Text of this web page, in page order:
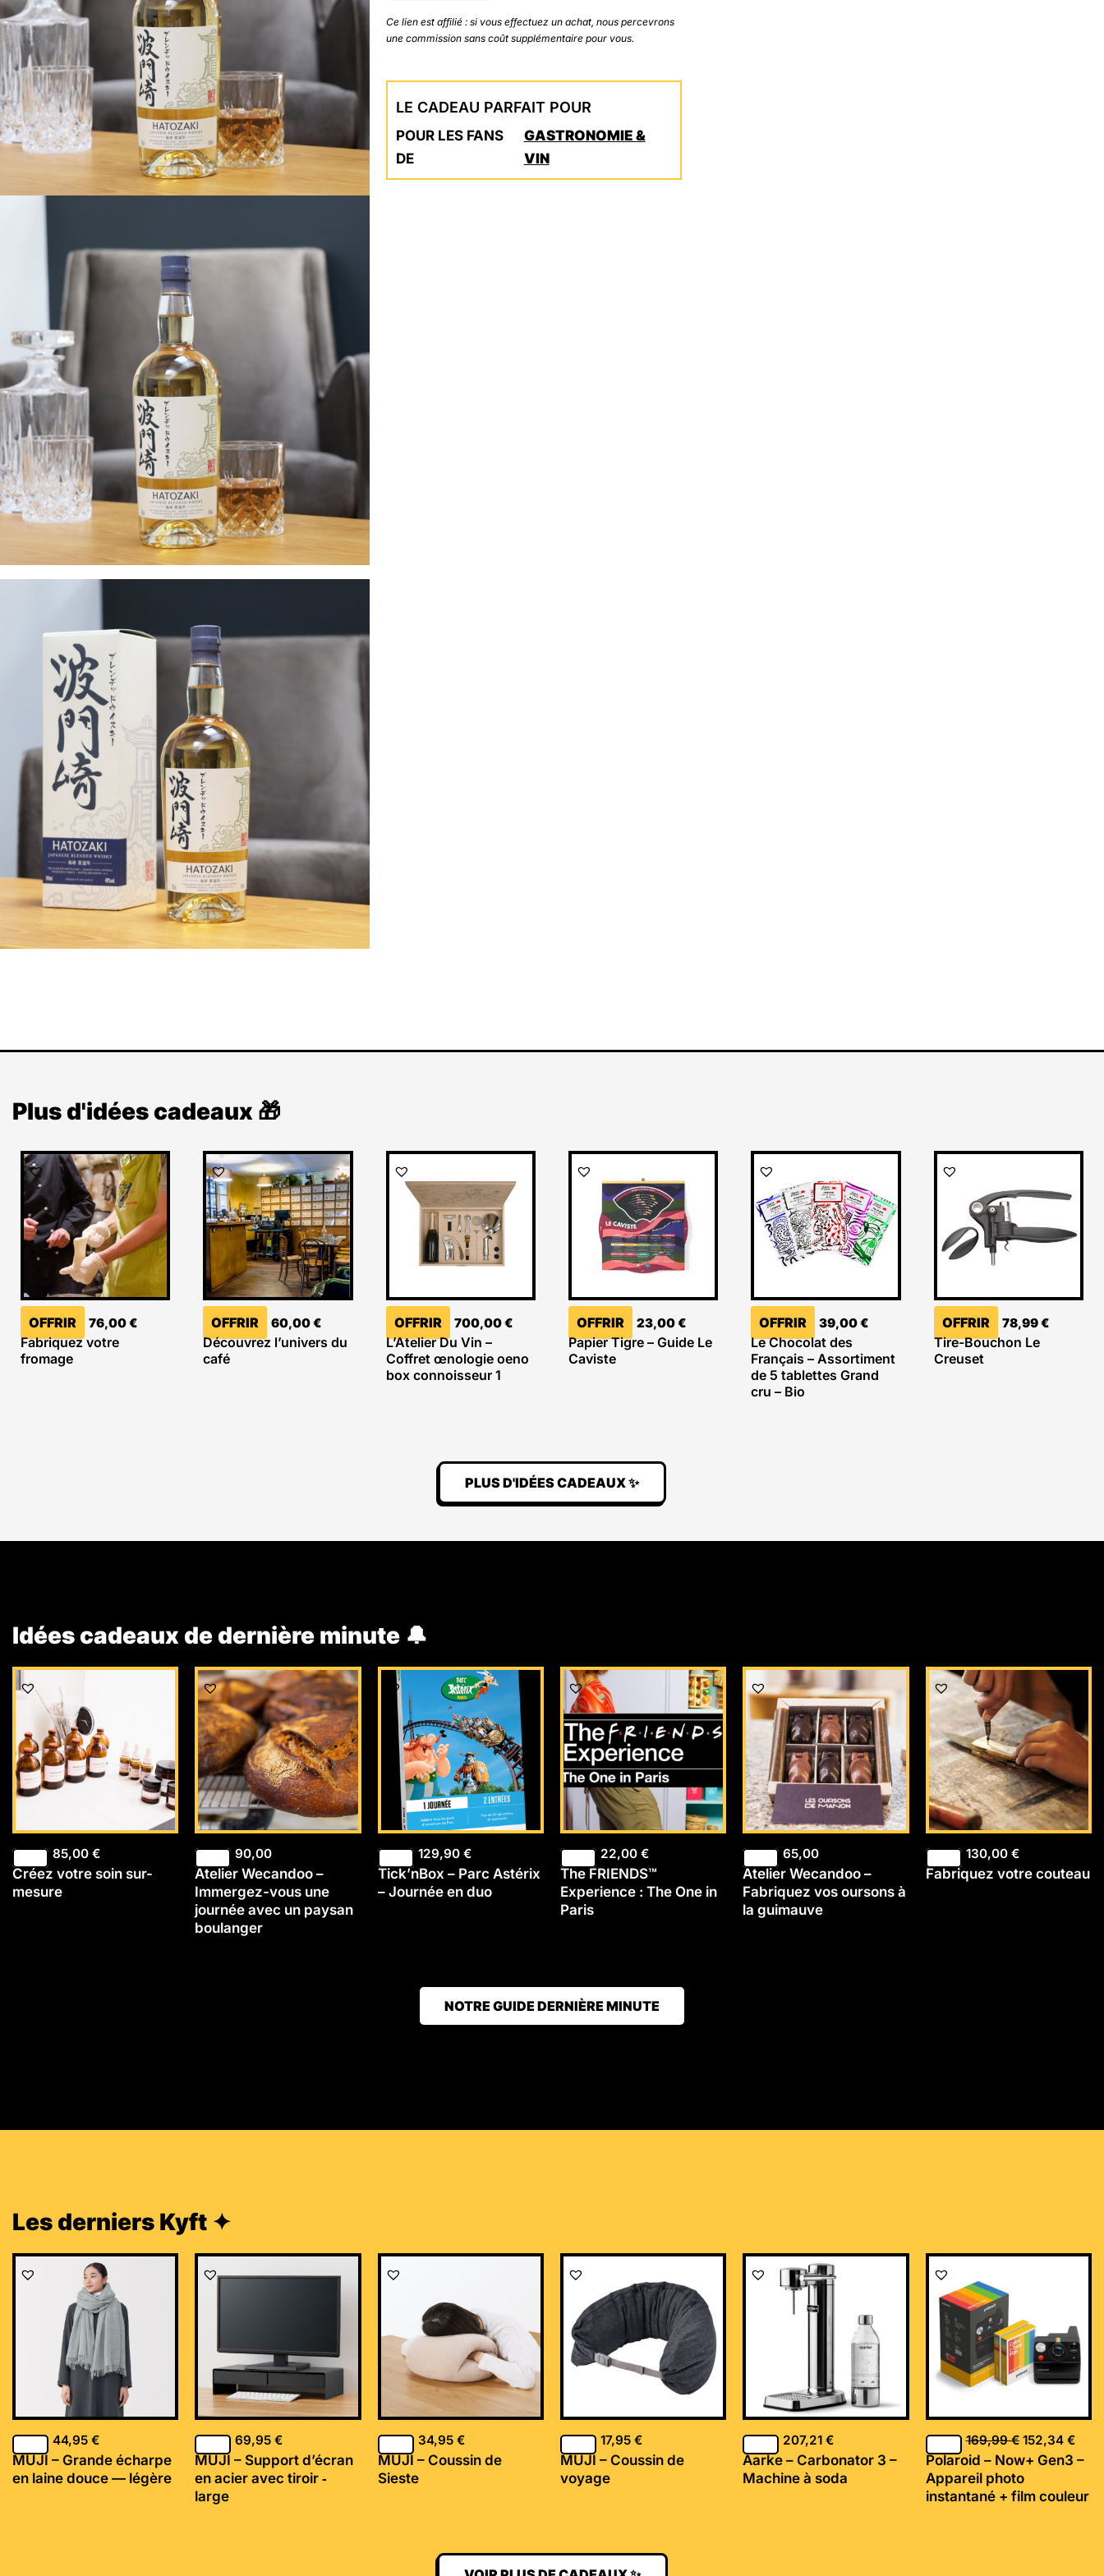
Ce lien est affilié : si vous effectuez un achat, nous percevrons
une commission sans coût supplémentaire pour vous.
LE CADEAU PARFAIT POUR
POUR LES FANS
DE
GASTRONOMIE &
VIN
Plus d'idées cadeaux 🎁
OFFRIR 76,00€
Fabriquez votre
fromage
OFFRIR 60,00€
Découvrez l’univers du
café
OFFRIR 700,00€
L’Atelier Du Vin –
Coffret œnologie oeno
box connoisseur 1
OFFRIR 23,00€
Papier Tigre – Guide Le
Caviste
OFFRIR 39,00€
Le Chocolat des
Français – Assortiment
de 5 tablettes Grand
cru – Bio
OFFRIR 78,99€
Tire-Bouchon Le
Creuset
PLUS D'IDÉES CADEAUX ✨
Idées cadeaux de dernière minute 🔔
85,00 €
Créez votre soin sur-
mesure
90,00
Atelier Wecandoo –
Immergez-vous une
journée avec un paysan
boulanger
129,90 €
Tick’nBox – Parc Astérix
– Journée en duo
22,00 €
The FRIENDS™
Experience : The One in
Paris
65,00
Atelier Wecandoo –
Fabriquez vos oursons à
la guimauve
130,00 €
Fabriquez votre couteau
NOTRE GUIDE DERNIÈRE MINUTE
Les derniers Kyft ✦
44,95 €
MUJI – Grande écharpe
en laine douce — légère
69,95€
MUJI – Support d’écran
en acier avec tiroir ‐
large
34,95 €
MUJI – Coussin de
Sieste
17,95 €
MUJI – Coussin de
voyage
207,21€
Aarke – Carbonator 3 –
Machine à soda
169,99€
Le
169,99 €.
152,34 €
Le
Polaroid – Now+ Gen3 –
Appareil photo
instantané + film couleur